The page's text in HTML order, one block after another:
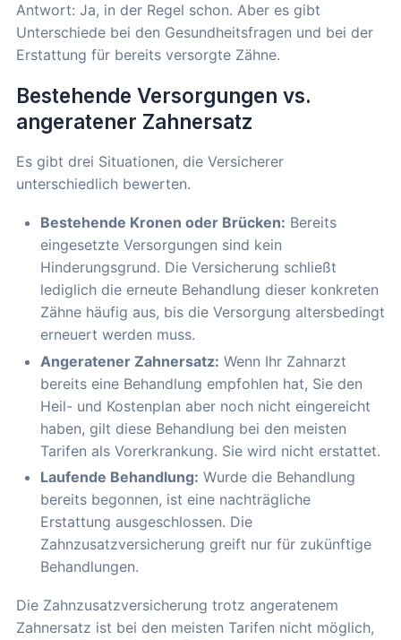
Antwort: Ja, in der Regel schon. Aber es gibt
Unterschiede bei den Gesundheitsfragen und bei der
Erstattung für bereits versorgte Zähne.
Bestehende Versorgungen vs.
angeratener Zahnersatz
Es gibt drei Situationen, die Versicherer
unterschiedlich bewerten.
Bestehende Kronen oder Brücken: Bereits
eingesetzte Versorgungen sind kein
Hinderungsgrund. Die Versicherung schließt
lediglich die erneute Behandlung dieser konkreten
Zähne häufig aus, bis die Versorgung altersbedingt
erneuert werden muss.
Angeratener Zahnersatz: Wenn Ihr Zahnarzt
bereits eine Behandlung empfohlen hat, Sie den
Heil- und Kostenplan aber noch nicht eingereicht
haben, gilt diese Behandlung bei den meisten
Tarifen als Vorerkrankung. Sie wird nicht erstattet.
Laufende Behandlung: Wurde die Behandlung
bereits begonnen, ist eine nachträgliche
Erstattung ausgeschlossen. Die
Zahnzusatzversicherung greift nur für zukünftige
Behandlungen.
Die Zahnzusatzversicherung trotz angeratenem
Zahnersatz ist bei den meisten Tarifen nicht möglich,